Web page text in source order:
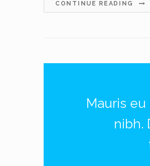
CONTINUE READING
Mauris
nibh.